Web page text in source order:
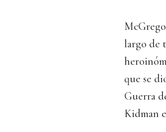
largo de
que se
Guerra
Kidman